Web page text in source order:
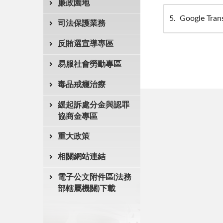
廉政園地
司法保護業務
反賄選宣導專區
易服社會勞動專區
毒品戒癮治療
緩起訴處分金與認罪
協商金專區
重大政策
相關網站連結
電子公文附件區(法務
部轄屬機關)下載
5 Google